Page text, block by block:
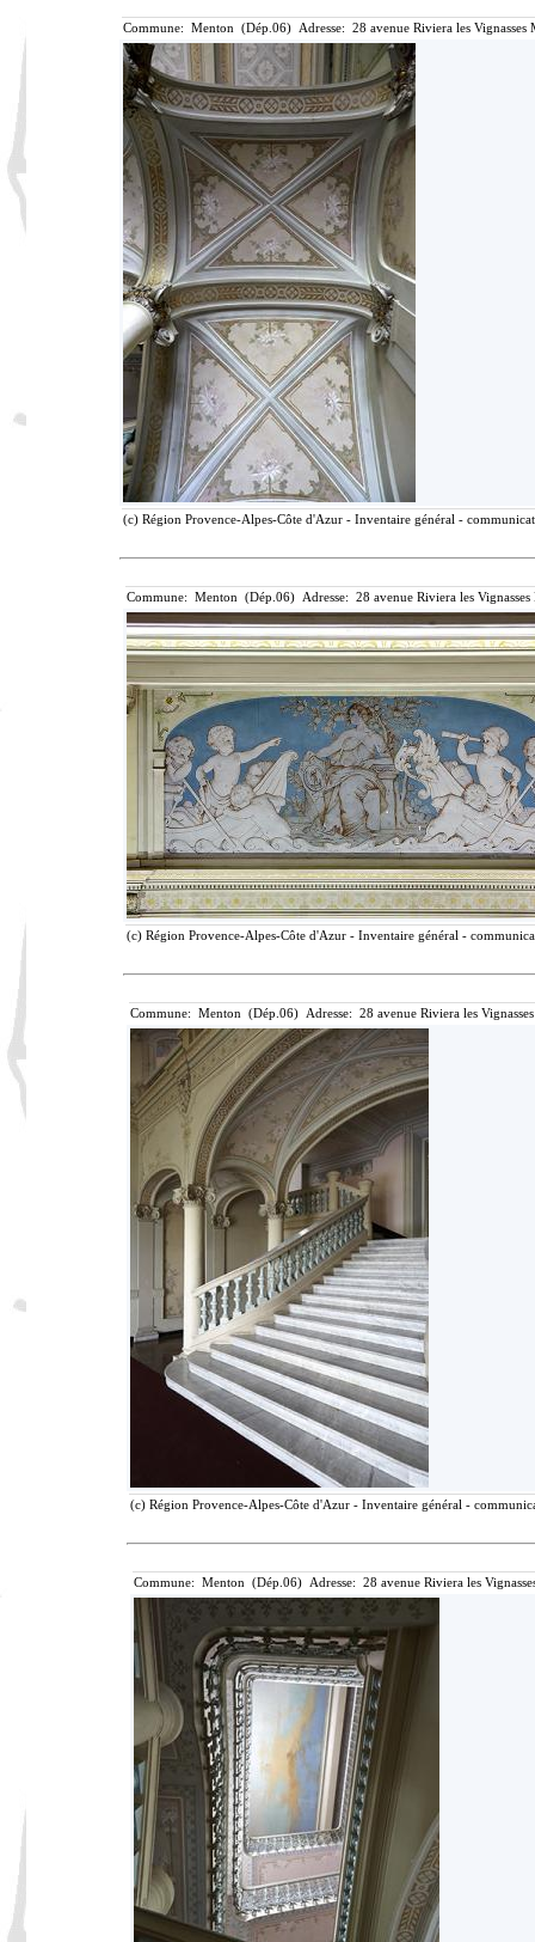
Commune: Menton (Dép.06) Adresse: 28 avenue Riviera les
(c) Région Provence-Alpes-Côte d'Azur - Inventaire général -
Commune: Menton (Dép.06) Adresse: 28 avenue Riviera les
(c) Région Provence-Alpes-Côte d'Azur - Inventaire général -
Commune: Menton (Dép.06) Adresse: 28 avenue Riviera les
(c) Région Provence-Alpes-Côte d'Azur - Inventaire général -
Commune: Menton (Dép.06) Adresse: 28 avenue Riviera les